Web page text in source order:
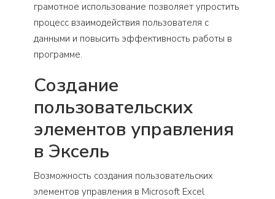
грамотное использование позволяет упростить
процесс взаимодействия пользователя с
данными и повысить эффективность работы в
программе.
Создание
пользовательских
элементов управления
в Эксель
Возможность создания пользовательских
элементов управления в Microsoft Excel